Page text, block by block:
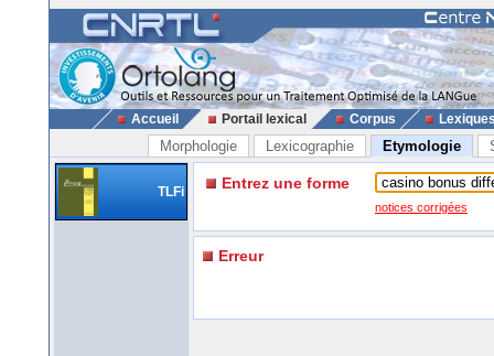
Accueil Portail lexical Corpus
Morphologie Lexicographie Etymologie
TLFi Entrez une forme
notices corrigées
Erreur